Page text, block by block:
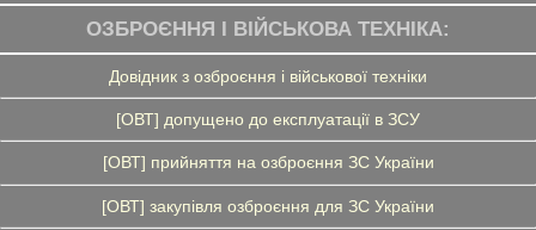
ОЗБРОЄННЯ І ВІЙСЬКОВА ТЕХНІКА:
Довідник з озброєння і військової техніки
[ОВТ] допущено до експлуатації в ЗСУ
[ОВТ] прийняття на озброєння ЗС України
[ОВТ] закупівля озброєння для ЗС України